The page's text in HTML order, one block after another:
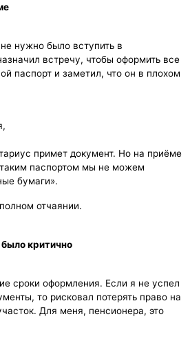
нужно было вступить в
встречу, чтобы оформить все
паспорт и заметил, что он в плохом
примет документ. Но на приёме
паспортом мы не можем
бумаги».
отчаянии.
критично
сроки оформления. Если я не успел
то рисковал потерять право на
Для меня, пенсионера, это